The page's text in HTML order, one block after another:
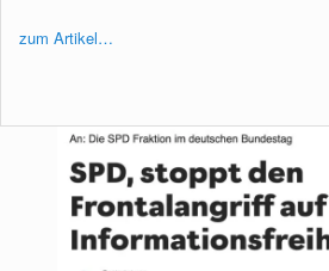
zum Artikel…